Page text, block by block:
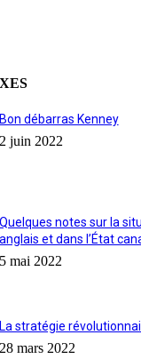
Bon débarras Kenney
2 juin 2022
Quelques notes sur la
anglais et dans l’État
5 mai 2022
La stratégie
28 mars 2022